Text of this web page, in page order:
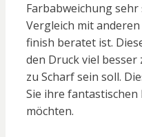
Farbabweichung
Vergleich mit
finish beratet ist.
den Druck viel besser
zu Scharf sein soll.
Sie ihre fantastischen
möchten.